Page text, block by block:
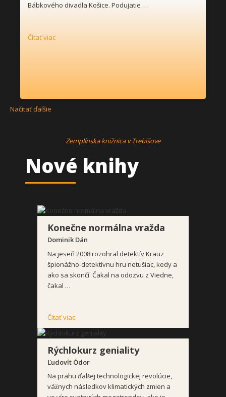
Bábkového divadla Košice. Podujatie …
Čítať viac
Načitať ďalšie
Zemplínska knižnica v Trebišove
Nové knihy
Konečne normálna vražda
Dominik Dán
Na jeseň 2008 rozohral detektív Krauz
špionážno-detektívnu hru netušiac, kedy a
ako sa skončí. Čakal na odozvu z Viedne,
čakal …
Čitať viac
Rýchlokurz geniality
Ľudovít Ódor
Na prahu ďalšej technologickej revolúcie,
vážnych následkov klimatických zmien a